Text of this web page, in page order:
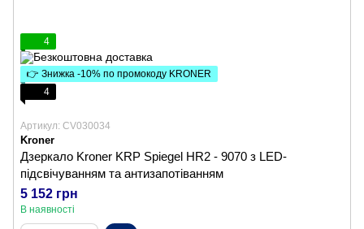
4
👉 Знижка -10% по промокоду KRONER
4
Артикул: CV030034
Kroner
Дзеркало Kroner KRP Spiegel HR2 - 9070 з LED-
підсвічуванням та антизапотіванням
5 152 грн
В наявності